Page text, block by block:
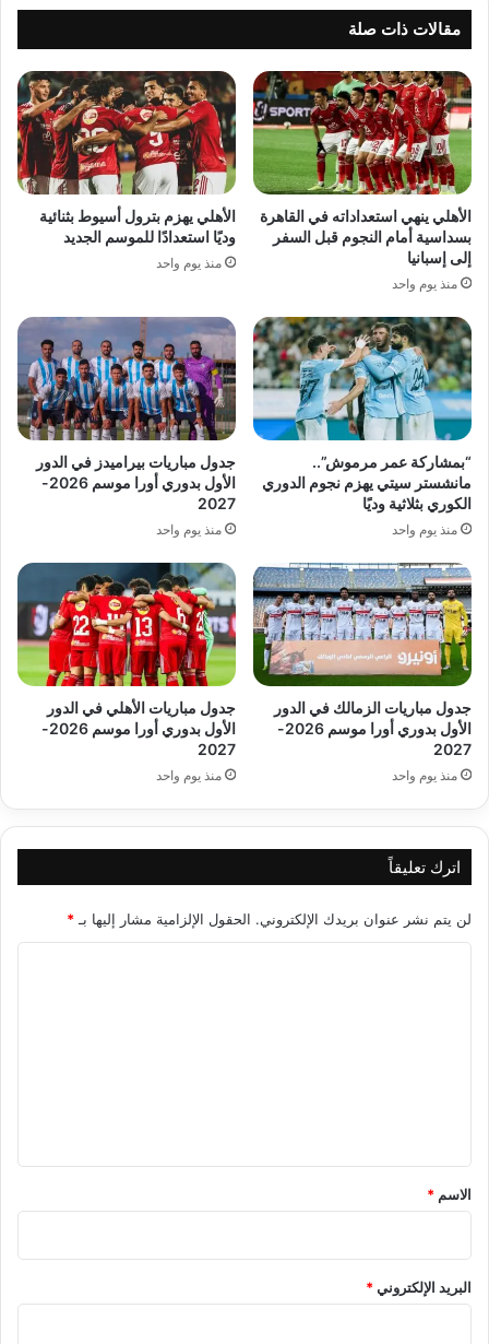
مقالات ذات صلة
الأهلي ينهي استعداداته في القاهرة
بسداسية أمام النجوم قبل السفر
إلى إسبانيا
منذ يوم واحد
الأهلي يهزم بترول أسيوط بثنائية
وديًا استعدادًا للموسم الجديد
منذ يوم واحد
“بمشاركة عمر مرموش”..
مانشستر سيتي يهزم نجوم الدوري
الكوري بثلاثية وديًا
منذ يوم واحد
جدول مباريات بيراميدز في الدور
الأول بدوري أورا موسم 2026-
2027
منذ يوم واحد
جدول مباريات الزمالك في الدور
الأول بدوري أورا موسم 2026-
2027
منذ يوم واحد
جدول مباريات الأهلي في الدور
الأول بدوري أورا موسم 2026-
2027
منذ يوم واحد
اترك تعليقاً
لن يتم نشر عنوان بريدك الإلكتروني. الحقول الإلزامية مشار إليها بـ *
*
الاسم *
البريد الإلكتروني*